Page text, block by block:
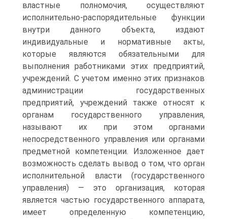
властные полномочия, осуществляют
исполнительно-распорядительные функции
внутри данного объекта, издают
индивидуальные и нормативные акты,
которые являются обязательными для
выполнения работниками этих предприятий,
учреждений. С учетом именно этих признаков
администрации государственных
предприятий, учреждений также относят к
органам государственного управления,
называют их при этом органами
непосредственного управления или органами
предметной компетенции. Изложенное дает
возможность сделать вывод о том, что орган
исполнительной власти (государственного
управления) — это организация, которая
является частью государственного аппарата,
имеет определенную компетенцию,